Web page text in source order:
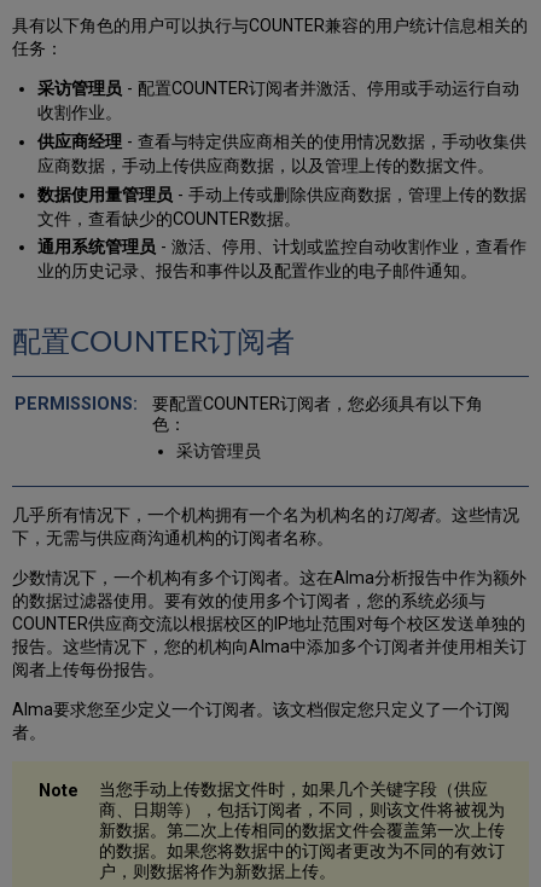
具有以下角色的用户可以执行与COUNTER兼容的用户统计信息相关的
任务：
采访管理员- 配置COUNTER订阅者并激活、停用或手动运行自动
收割作业。
供应商经理- 查看与特定供应商相关的使用情况数据，手动收集供
应商数据，手动上传供应商数据，以及管理上传的数据文件。
数据使用量管理员 - 手动上传或删除供应商数据，管理上传的数据
文件，查看缺少的COUNTER数据。
通用系统管理员 - 激活、停用、计划或监控自动收割作业，查看作
业的历史记录、报告和事件以及配置作业的电子邮件通知。
配置COUNTER订阅者
要配置COUNTER订阅者，您必须具有以下角
色：
采访管理员
几乎所有情况下，一个机构拥有一个名为机构名的订阅者。这些情况
下，无需与供应商沟通机构的订阅者名称。
少数情况下，一个机构有多个订阅者。这在Alma分析报告中作为额外
的数据过滤器使用。要有效的使用多个订阅者，您的系统必须与
COUNTER供应商交流以根据校区的IP地址范围对每个校区发送单独的
报告。这些情况下，您的机构向Alma中添加多个订阅者并使用相关订
阅者上传每份报告。
Alma要求您至少定义一个订阅者。该文档假定您只定义了一个订阅
者。
当您手动上传数据文件时，如果几个关键字段（供应
商、日期等），包括订阅者，不同，则该文件将被视为
新数据。第二次上传相同的数据文件会覆盖第一次上传
的数据。如果您将数据中的订阅者更改为不同的有效订
户，则数据将作为新数据上传。